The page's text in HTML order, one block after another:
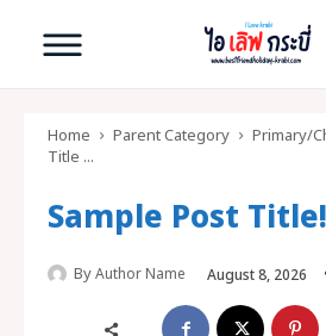
Search
ทัวร์กระบี่ คุณภาพดี
Home Parent Category Primary/
Title ...
Sample Post Title!
ByAuthor Name August 8, 2026